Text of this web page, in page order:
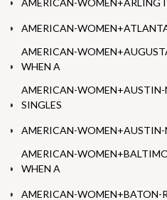
AMERICAN-
AMERICAN-
AMERICAN-
WHEN A
AMERICAN-WOMEN+AUSTIN-
SINGLES
AMERICAN-WOMEN+AUSTIN-
AMERICAN-
WHEN A
AMERICAN-WOMEN+BATON-